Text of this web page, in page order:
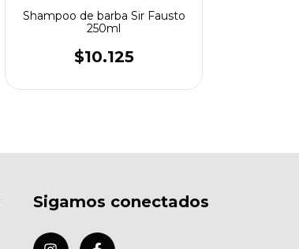
Shampoo de barba Sir Fausto
250ml
$10.125
Sigamos conectados